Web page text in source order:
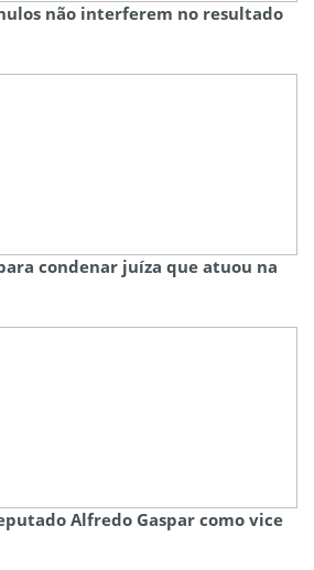
não interferem no resultado
condenar juíza que atuou na
Alfredo Gaspar como vice